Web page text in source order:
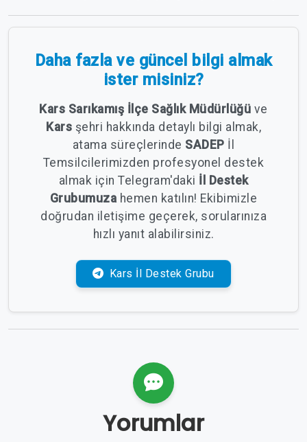
Daha fazla ve güncel bilgi almak
ister misiniz?
Kars Sarıkamış İlçe Sağlık Müdürlüğü ve
Kars şehri hakkında detaylı bilgi almak,
atama süreçlerinde SADEP İl
Temsilcilerimizden profesyonel destek
almak için Telegram'daki İl Destek
Grubumuza hemen katılın! Ekibimizle
doğrudan iletişime geçerek, sorularınıza
hızlı yanıt alabilirsiniz.
Kars İl Destek Grubu
Yorumlar